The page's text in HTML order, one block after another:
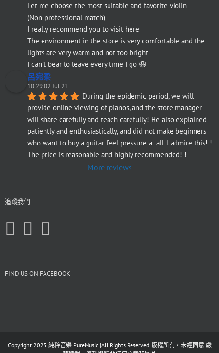
Let me choose the most suitable and favorite violin
(Non-professional match)
I really recommend you to visit here
The environment in the store is very comfortable and the
lights are very warm and not too bright
I can't bear to leave every time I go 😆
呂宛柔
10:29 02 Jul 21
During the epidemic period, we will
provide online viewing of pianos, and the store manager
will share carefully and teach carefully! He also explained
patiently and enthusiastically, and did not make beginners
who want to buy a guitar feel pressure at all. I admire this! !
The price is reasonable and highly recommended! !
More reviews
追蹤我們
FIND US ON FACEBOOK
Copyright 2025 純粹音樂 PureMusic |All Rights Reserved. 版權所有，未經同意 嚴